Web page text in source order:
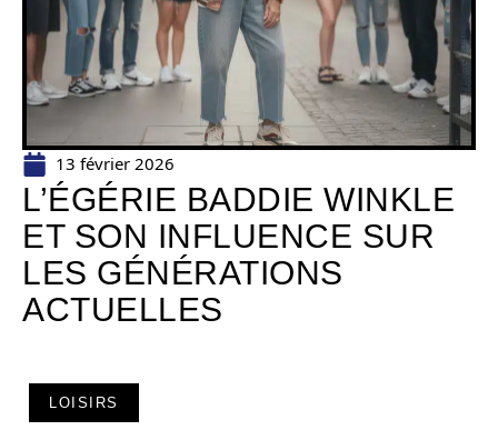
13 février 2026
L’ÉGÉRIE BADDIE WINKLE
ET SON INFLUENCE SUR
LES GÉNÉRATIONS
ACTUELLES
LOISIRS